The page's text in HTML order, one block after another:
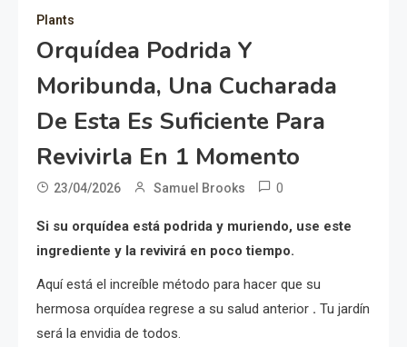
Plants
Orquídea Podrida Y
Moribunda, Una Cucharada
De Esta Es Suficiente Para
Revivirla En 1 Momento
23/04/2026 Samuel Brooks 0
Si su orquídea está podrida y muriendo, use este
ingrediente y la revivirá en poco tiempo.
Aquí está el increíble método para hacer que su
hermosa orquídea regrese a su salud anterior . Tu jardín
será la envidia de todos.